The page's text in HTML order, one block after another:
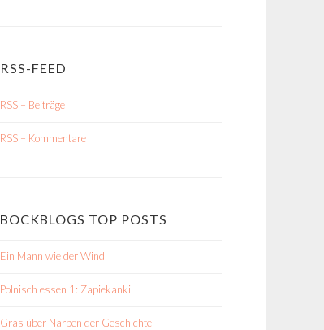
RSS-FEED
RSS – Beiträge
RSS – Kommentare
BOCKBLOGS TOP POSTS
Ein Mann wie der Wind
Polnisch essen 1: Zapiekanki
Gras über Narben der Geschichte